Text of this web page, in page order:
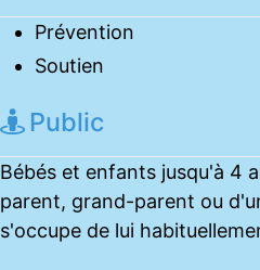
Prévention
Soutien
Public
Bébés et enfants jusqu'à 4
parent, grand-parent ou
s'occupe de lui